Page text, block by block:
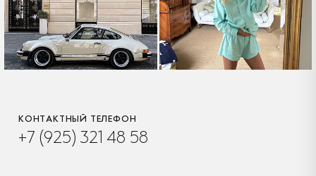
КОНТАКТНЫЙ ТЕЛЕФОН
+7 (925) 321 48 58